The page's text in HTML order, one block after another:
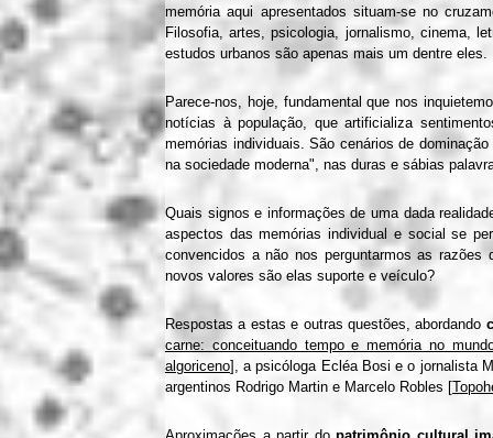
memória aqui apresentados situam-se no
Filosofia, artes, psicologia, jornalismo, cinema,
estudos urbanos são apenas mais um dentre eles.
Parece-nos, hoje, fundamental que nos
notícias à população, que artificializa
memórias individuais. São cenários de
na sociedade moderna", nas duras e sábias
Quais signos e informações de uma dada
aspectos das memórias individual e social se
convencidos a não nos perguntarmos as
novos valores são elas suporte e veículo?
Respostas a estas e outras questões, abordando
carne: conceituando tempo e memória no
algoriceno], a psicóloga Ecléa Bosi e o jornalista
argentinos Rodrigo Martin e Marcelo Robles [